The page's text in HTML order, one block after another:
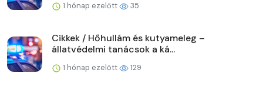
1 hónap ezelőtt 35
Cikkek / Hőhullám és kutyameleg –
állatvédelmi tanácsok a ká...
1 hónap ezelőtt 129